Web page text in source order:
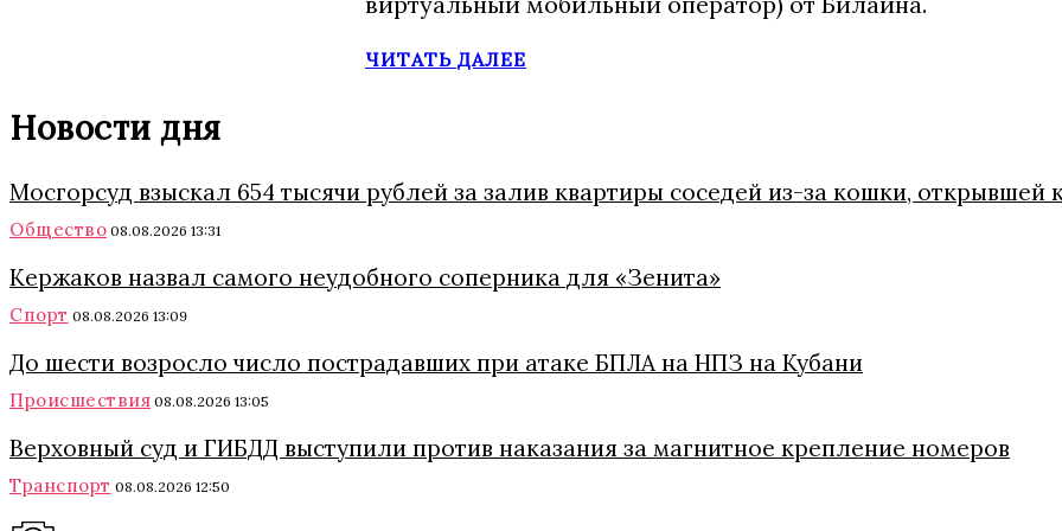
ЧИТАТЬ ДАЛЕЕ
Новости дня
Мосгорсуд взыскал 654 тысячи рублей за залив квартиры соседей из-за кошки, открывшей
Общество 08.08.2026 13:31
Кержаков назвал самого неудобного соперника для «Зенита»
Спорт 08.08.2026 13:09
До шести возросло число пострадавших при атаке БПЛА на НПЗ на Кубани
Происшествия 08.08.2026 13:05
Верховный суд и ГИБДД выступили против наказания за магнитное крепление номеров
Транспорт 08.08.2026 12:50